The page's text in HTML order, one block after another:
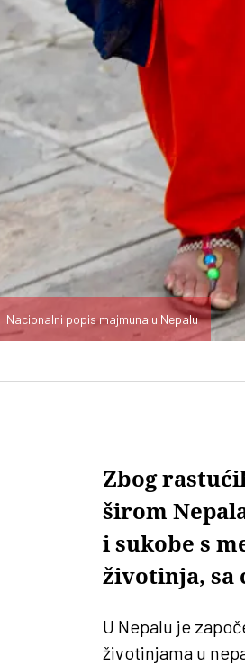
Nacionalni popis majmuna u Nepalu
Zbog
širom
i sukobe s
životinja, sa
U Nepalu je
životinjama u